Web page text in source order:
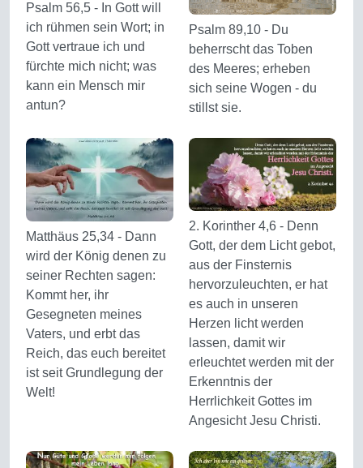
Psalm 56,5 - In Gott will
ich rühmen sein Wort; in
Gott vertraue ich und
fürchte mich nicht; was
kann ein Mensch mir
antun?
Psalm 89,10 - Du
beherrscht das Toben
des Meeres; erheben
sich seine Wogen - du
stillst sie.
Matthäus 25,34 - Dann
wird der König denen zu
seiner Rechten sagen:
Kommt her, ihr
Gesegneten meines
Vaters, und erbt das
Reich, das euch bereitet
ist seit Grundlegung der
Welt!
2. Korinther 4,6 - Denn
Gott, der dem Licht gebot,
aus der Finsternis
hervorzuleuchten, er hat
es auch in unseren
Herzen licht werden
lassen, damit wir
erleuchtet werden mit der
Erkenntnis der
Herrlichkeit Gottes im
Angesicht Jesu Christi.